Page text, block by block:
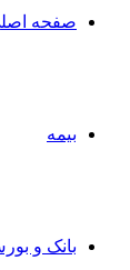
صفحه
بیمه
بانک و